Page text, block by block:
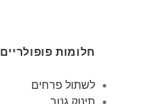
חלומות פופולריים
לשתול פרחים